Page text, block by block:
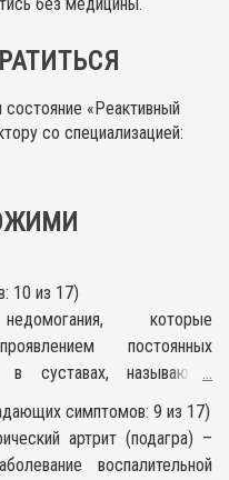
«Реактивный
со специализацией:
10 из 17)
которые
постоянных
суставах, называются
— это заболевание,
истончению хрящей
и суставной капсулы.
...
симптомов: 9 из 17)
артрит (подагра) –
воспалительной